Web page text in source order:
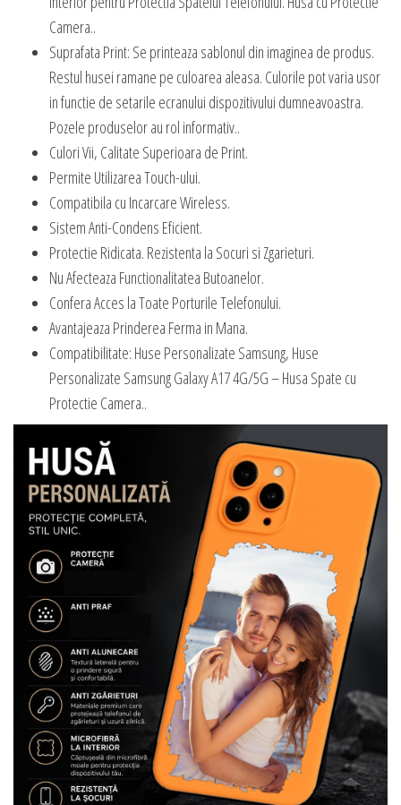
Camera..
Suprafata Print: Se printeaza sablonul din imaginea de produs.
Restul husei ramane pe culoarea aleasa. Culorile pot varia usor
in functie de setarile ecranului dispozitivului dumneavoastra.
Pozele produselor au rol informativ..
Culori Vii, Calitate Superioara de Print.
Permite Utilizarea Touch-ului.
Compatibila cu Incarcare Wireless.
Sistem Anti-Condens Eficient.
Protectie Ridicata. Rezistenta la Socuri si Zgarieturi.
Nu Afecteaza Functionalitatea Butoanelor.
Confera Acces la Toate Porturile Telefonului.
Avantajeaza Prinderea Ferma in Mana.
Compatibilitate: Huse Personalizate Samsung, Huse
Personalizate Samsung Galaxy A17 4G/5G – Husa Spate cu
Protectie Camera..